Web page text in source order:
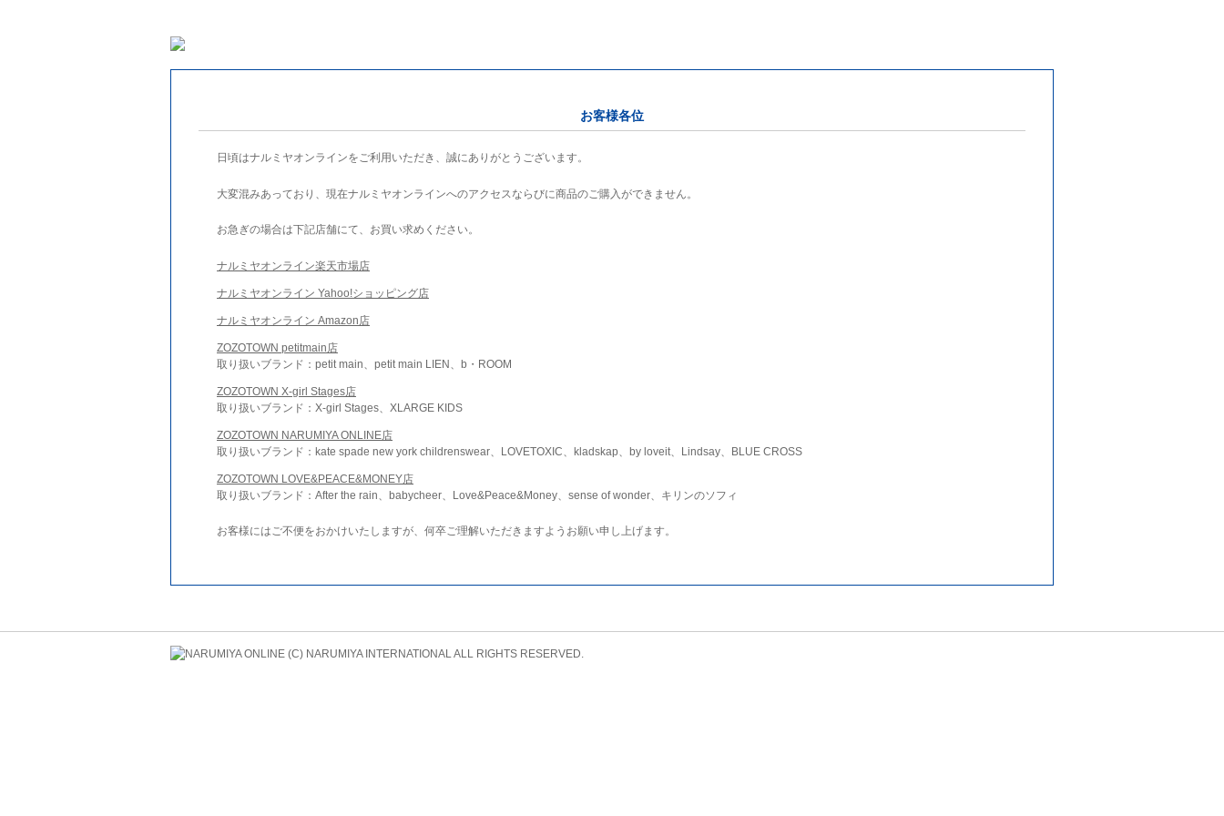
お客様各位
日頃はナルミヤオンラインをご利用いただき、誠にありがとうございます。
大変混みあっており、現在ナルミヤオンラインへのアクセスならびに商品のご購入ができません。
お急ぎの場合は下記店舗にて、お買い求めください。
ナルミヤオンライン楽天市場店
ナルミヤオンライン Yahoo!ショッピング店
ナルミヤオンライン Amazon店
ZOZOTOWN petitmain店
取り扱いブランド：petit main、petit main LIEN、b・ROOM
ZOZOTOWN X-girl Stages店
取り扱いブランド：X-girl Stages、XLARGE KIDS
ZOZOTOWN NARUMIYA ONLINE店
取り扱いブランド：kate spade new york childrenswear、LOVETOXIC、kladskap、by loveit、Lindsay、BLUE CROSS
ZOZOTOWN LOVE&PEACE&MONEY店
取り扱いブランド：After the rain、babycheer、Love&Peace&Money、sense of wonder、キリンのソフィ
お客様にはご不便をおかけいたしますが、何卒ご理解いただきますようお願い申し上げます。